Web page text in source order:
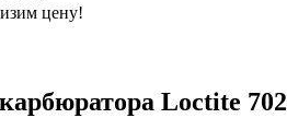
цену!
Loctite